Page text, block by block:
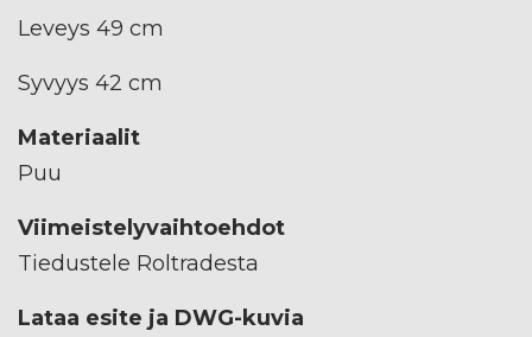
Leveys 49 cm
Syvyys 42 cm
Materiaalit
Puu
Viimeistelyvaihtoehdot
Tiedustele Roltradesta
Lataa esite ja DWG-kuvia